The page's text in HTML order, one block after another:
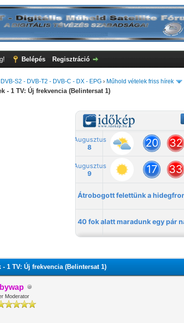
Belépés Regisztráció
DVB-S2 - DVB-T2 - DVB-C - DX - EPG › Műhold vételek friss hírek
- 1 TV: Új frekvencia (Belintersat 1)
- 1 TV: Új frekvencia (Belintersat 1)
Moderator